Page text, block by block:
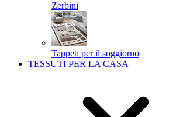
Zerbini
Tappeti per il soggiorno
TESSUTI PER LA CASA